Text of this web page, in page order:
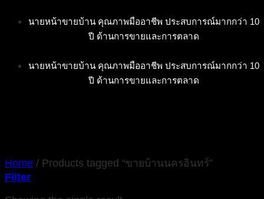
Skip
นายหน้าขายบ้าน คุณภาพมืออาชีพ ประสบการณ์มากกว่า 10
ปี ด้านการขายและการตลาด
นายหน้าขายบ้าน คุณภาพมืออาชีพ ประสบการณ์มากกว่า 10
ปี ด้านการขายและการตลาด
Home / Products tagged “ขายบ้านนครอินทร์”
Filter